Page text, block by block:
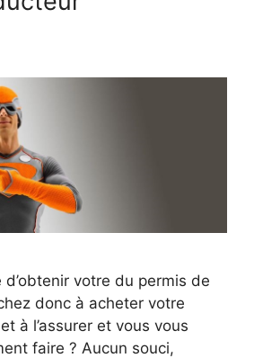
votre du permis de
donc à acheter votre
à l’assurer et vous vous
faire ? Aucun souci,